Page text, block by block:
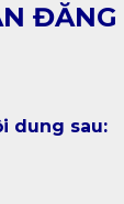
dung sau: